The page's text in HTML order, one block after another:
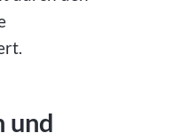
und